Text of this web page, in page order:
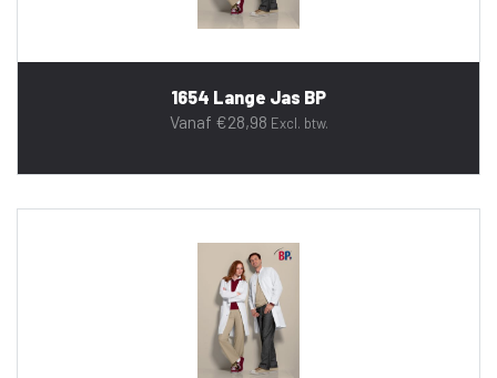
1654 Lange Jas BP
Vanaf €28,98 Excl. btw.